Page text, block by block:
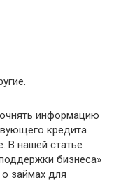
информацию
кредита
В нашей статье
бизнеса»
займах для